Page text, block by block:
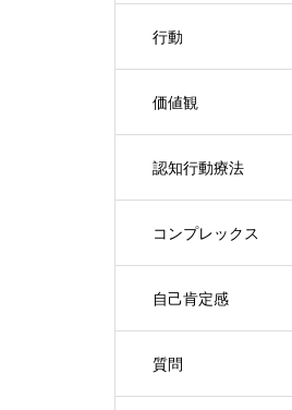
行動
価値観
認知行動療法
コンプレックス
自己肯定感
質問